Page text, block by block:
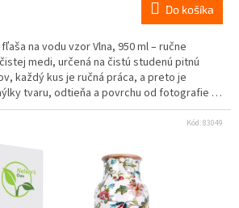
Do košíka
na vodu vzor Vlna, 950 ml – ručne
medi, určená na čistú studenú pitnú
každý kus je ručná práca, a preto je
tvaru, odtieňa a povrchu od fotografie sú
materiálu. Určené výhradne na čistú
nápoje (citrón, džús, ocot, víno), mlieko,
pre deti, tehotné a dojčiace ženy a osoby s
Kód:83049